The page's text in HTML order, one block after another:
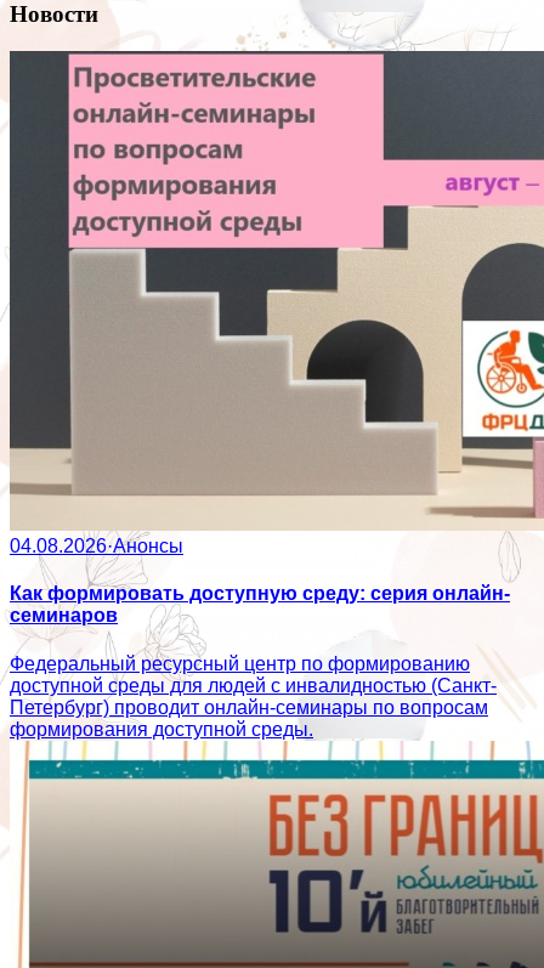
Новости
04.08.2026·Анонсы
Как формировать доступную среду: серия онлайн-
семинаров
Федеральный ресурсный центр по формированию
доступной среды для людей с инвалидностью (Санкт-
Петербург) проводит онлайн-семинары по вопросам
формирования доступной среды.